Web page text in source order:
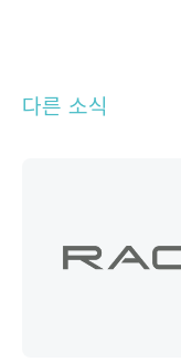
다른 소식